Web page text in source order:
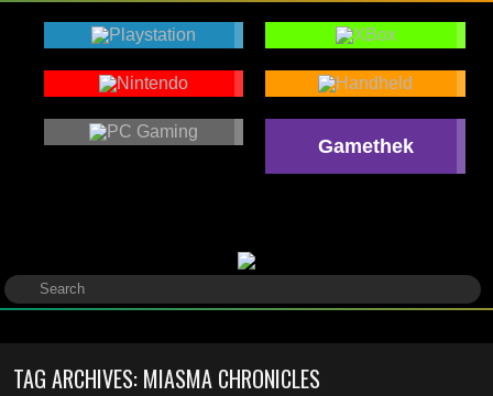
Gamethek
TAG ARCHIVES: MIASMA CHRONICLES